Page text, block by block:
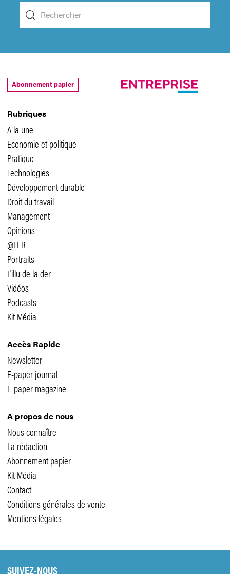
Rubriques
A la une
Economie et politique
Pratique
Technologies
Développement durable
Droit du travail
Management
Opinions
@FER
Portraits
L'illu de la der
Vidéos
Podcasts
Kit Média
Accès Rapide
Newsletter
E-paper journal
E-paper magazine
A propos de nous
Nous connaître
La rédaction
Abonnement papier
Kit Média
Contact
Conditions générales de vente
Mentions légales
Abonnement papier
SUIVEZ-NOUS